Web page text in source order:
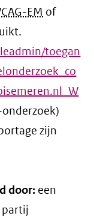
EM of
toegan
zijn
door: een
partij